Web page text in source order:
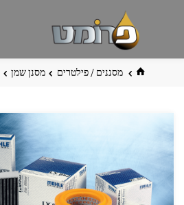
בית מסננים / פילטרים מסנן שמן